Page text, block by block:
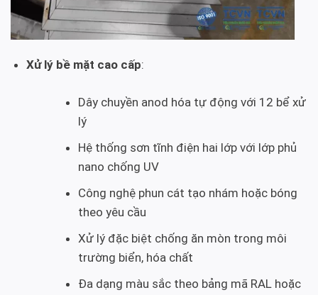
Xử lý bề mặt cao cấp:
Dây chuyền anod hóa tự động với 12 bể xử
lý
Hệ thống sơn tĩnh điện hai lớp với lớp phủ
nano chống UV
Công nghệ phun cát tạo nhám hoặc bóng
theo yêu cầu
Xử lý đặc biệt chống ăn mòn trong môi
trường biển, hóa chất
Đa dạng màu sắc theo bảng mã RAL hoặc